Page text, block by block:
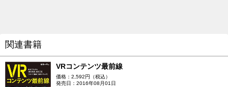
関連書籍
VRコンテンツ最前線
価格：2,592円（税込）
発売日：2016年08月01日